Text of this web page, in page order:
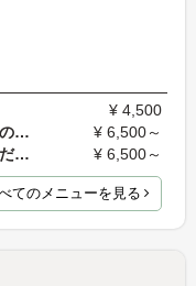
¥ 4,500
パイナップルフルカラー（出来る限りのダメージ防止…
¥ 6,500～
ポイントパーマ（前髪だけとかつむじだけ！OK )
¥ 6,500～
てのメニューを見る